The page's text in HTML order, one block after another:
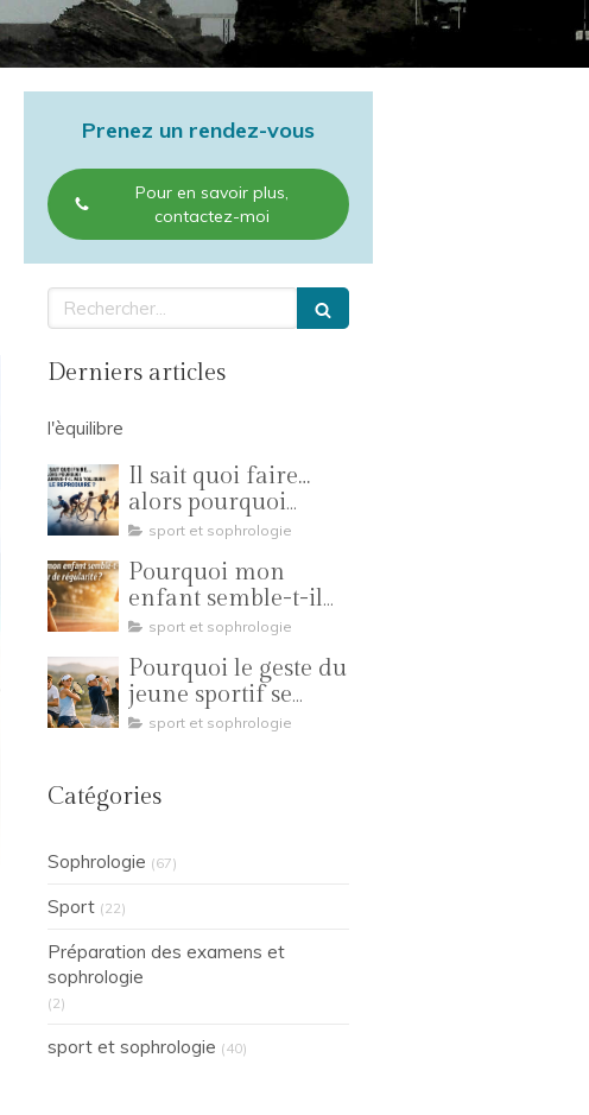
Prenez un rendez-vous
Pour en savoir plus,
contactez-moi
Rechercher
Derniers articles
l'èquilibre
Il sait quoi faire…
alors pourquoi
n’arrive-t-il pas
toujours à le
reproduire ?
sport et sophrologie
Pourquoi mon
enfant semble-t-il
manquer de
régularité ?
sport et sophrologie
Pourquoi le geste du
jeune sportif se
transforme-t-il en
sport et sophrologie
Catégories
Sophrologie (67)
Sport (22)
Préparation des examens et
sophrologie
(2)
sport et sophrologie (40)